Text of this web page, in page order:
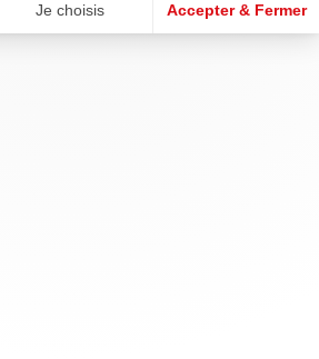
Je choisis Accepter & Fermer